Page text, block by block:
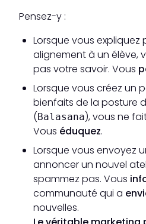
Pensez-y :
Lorsque vous
alignement à un élève,
pas votre savoir. Vous
Lorsque vous créez un
bienfaits de la posture
(Balasana), vous ne
Vous éduquez.
Lorsque vous envoyez
annoncer un nouvel
spammez pas. Vous
communauté qui a
nouvelles.